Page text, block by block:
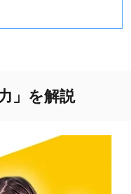
」を解説